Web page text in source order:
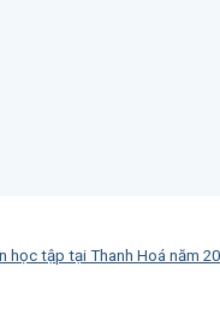
học tập tại Thanh Hoá năm